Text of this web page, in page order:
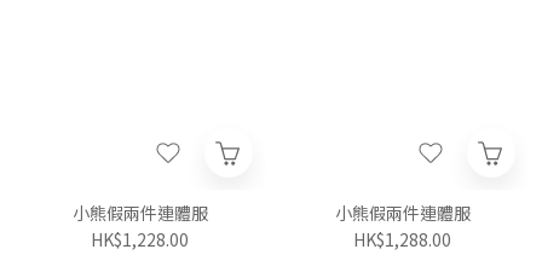
小熊假兩件連體服
HK$1,228.00
小熊假兩件連體服
HK$1,288.00